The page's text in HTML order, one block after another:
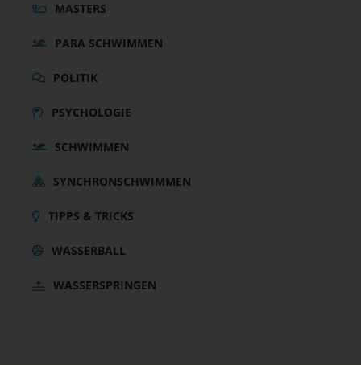
MASTERS
PARA SCHWIMMEN
POLITIK
PSYCHOLOGIE
SCHWIMMEN
SYNCHRONSCHWIMMEN
TIPPS & TRICKS
WASSERBALL
WASSERSPRINGEN